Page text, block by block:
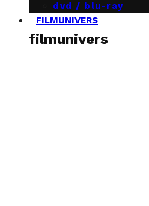
dvd / blu-ray
FILMUNIVERS
filmunivers